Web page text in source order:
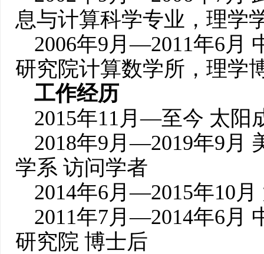
息与计算科学专业，理学
2006年9月—2011年6月
研究院计算数学所，理学
工作经历
2015年11月—至今 太阳
2018年9月—2019年9月
学系 访问学者
2014年6月—2015年10
2011年7月—2014年6月
研究院 博士后